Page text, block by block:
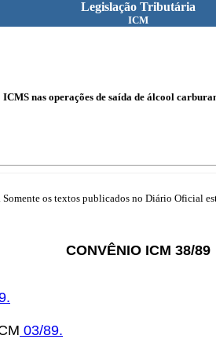
Legislação Tributária
ICM
ICMS nas operações de saída de álcool
os textos publicados no Diário Oficial
CONVÊNIO ICM 38/89
03/89.